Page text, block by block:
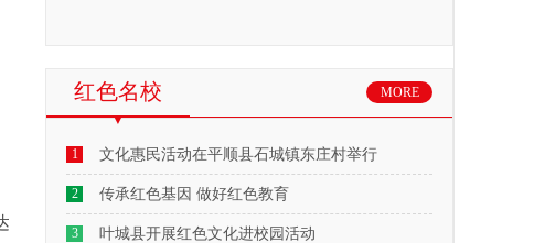
红色名校 MORE
1 文化惠民活动在平顺县石城镇东庄村举行
2 传承红色基因 做好红色教育
3 叶城县开展红色文化进校园活动